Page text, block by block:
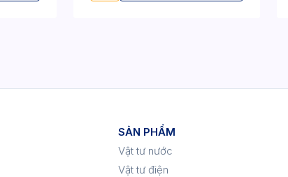
SẢN PHẨM
Vật tư nước
Vật tư điện